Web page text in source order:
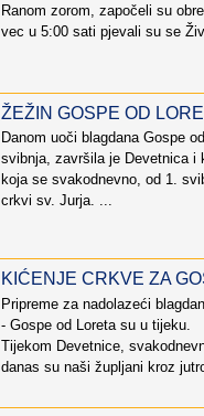
Ranom zorom, započeli su
vec u 5:00 sati pjevali su se
ŽEŽIN GOSPE OD
Danom uoči blagdana Gospe
svibnja, završila je Devetnica i
koja se svakodnevno, od 1.
crkvi sv. Jurja. ...
KIĆENJE CRKVE ZA
Pripreme za nadolazeći
- Gospe od Loreta su u tijeku.
Tijekom Devetnice,
danas su naši župljani kroz